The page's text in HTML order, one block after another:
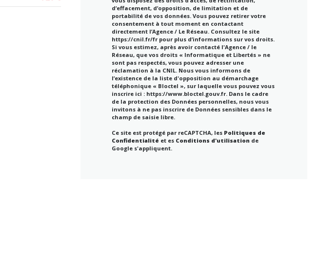
d’effacement, d’opposition, de limitation et de
portabilité de vos données. Vous pouvez retirer votre
consentement à tout moment en contactant
directement l’Agence / Le Réseau. Consultez le site
https://cnil.fr/frpour plus d’informations sur vos droits.
Si vous estimez, après avoir contacté l'Agence / le
Réseau, que vos droits « Informatique et Libertés » ne
sont pas respectés, vous pouvez adresser une
réclamation à la CNIL. Nous vous informons de
l’existence de la liste d'opposition au démarchage
téléphonique « Bloctel », sur laquelle vous pouvez vous
inscrire ici : https://www.bloctel.gouv.fr. Dans le cadre
de la protection des Données personnelles, nous vous
invitons à ne pas inscrire de Données sensibles dans le
champ de saisie libre.
Ce site est protégé par reCAPTCHA, les Politiques de
Confidentialité et es Conditions d'utilisation de
Google s'appliquent.